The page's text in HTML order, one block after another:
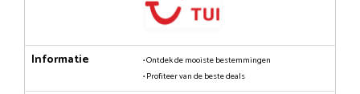
Informatie
• Ontdek de mooiste bestemmingen
• Profiteer van de beste deals